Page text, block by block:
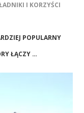
I KORZYŚCI
POPULARNY
ŁĄCZY …